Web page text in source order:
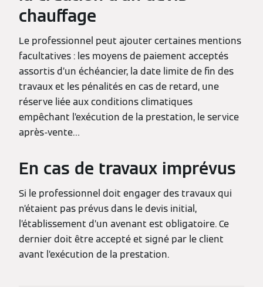
chauffage
Le professionnel peut ajouter certaines mentions
facultatives : les moyens de paiement acceptés
assortis d’un échéancier, la date limite de fin des
travaux et les pénalités en cas de retard, une
réserve liée aux conditions climatiques
empêchant l’exécution de la prestation, le service
après-vente…
En cas de travaux imprévus
Si le professionnel doit engager des travaux qui
n’étaient pas prévus dans le devis initial,
l’établissement d’un avenant est obligatoire. Ce
dernier doit être accepté et signé par le client
avant l’exécution de la prestation.